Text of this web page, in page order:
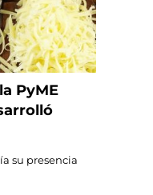
PyME
su presencia